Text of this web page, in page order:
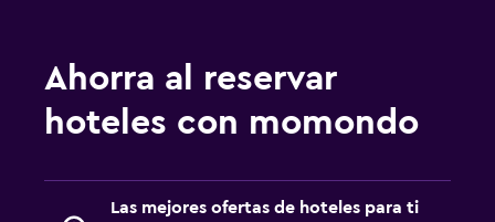
Aire libre
Terraza/patio
Habitación
Ahorra al reservar
hoteles con momondo
Las mejores ofertas de hoteles para ti